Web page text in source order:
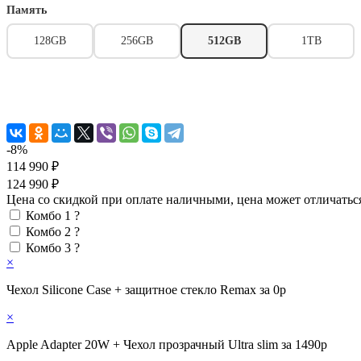
Память
128GB 256GB 512GB 1TB
-8%
114 990 ₽
124 990 ₽
Цена со скидкой при оплате наличными, цена может
Комбо 1 ?
Комбо 2 ?
Комбо 3 ?
×
Чехол Silicone Case + защитное стекло Remax за 0р
×
Apple Adapter 20W + Чехол прозрачный Ultra slim за 1490р